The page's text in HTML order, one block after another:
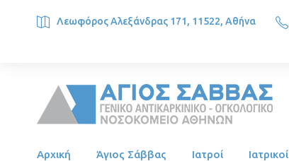
Λεωφόρος Αλεξάνδρας 171, 11522, Αθήνα
Αρχική Άγιος Σάββας Ιατροί